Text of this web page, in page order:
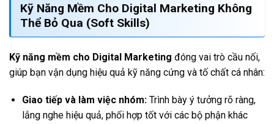
Kỹ Năng Mềm Cho Digital Marketing Không
Thể Bỏ Qua (Soft Skills)
Kỹ năng mềm cho Digital Marketing đóng vai trò cầu nối,
giúp bạn vận dụng hiệu quả kỹ năng cứng và tố chất cá nhân:
Giao tiếp và làm việc nhóm:Trình bày ý tưởng rõ ràng,
lắng nghe hiệu quả, phối hợp tốt với các bộ phận khác